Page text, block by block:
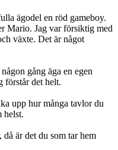
ägodel en röd gameboy.
Mario. Jag var försiktig med
växte. Det är något
gång äga en egen
förstår det helt.
upp hur många tavlor du
helst.
är det du som tar hem